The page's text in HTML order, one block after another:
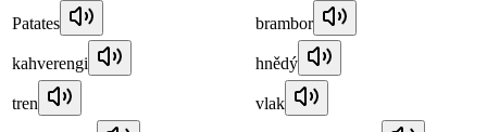
Patates brambor
kahverengi hnědý
tren vlak